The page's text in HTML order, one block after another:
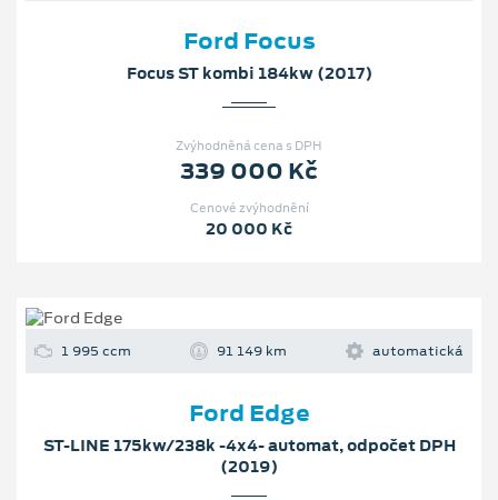
Ford Focus
Focus ST kombi 184kw (2017)
Zvýhodněná cena s DPH
339 000 Kč
Cenové zvýhodnění
20 000 Kč
1 995 ccm 91 149 km automatická
Ford Edge
ST-LINE 175kw/238k -4x4- automat, odpočet DPH
(2019)